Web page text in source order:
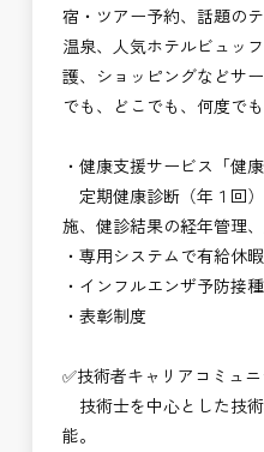
宿・ツアー予約、話題の
温泉、人気ホテルビュッ
護、ショッピングなどサ
でも、どこでも、何度でも
・健康支援サービス「健
定期健康診断（年１回
施、健診結果の経年管理
・専用システムで有給休
・インフルエンザ予防接
・表彰制度
✅技術者キャリアコミュニ
技術士を中心とした技
能。